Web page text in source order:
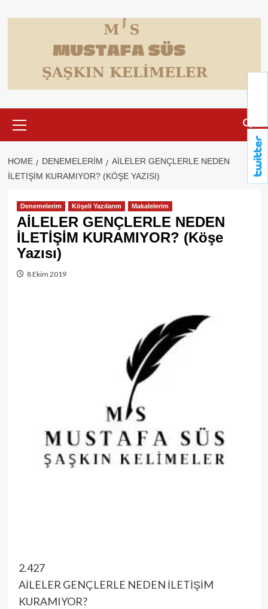
to
Menu
HOME DENEMELERIM
AİLELER GENÇLERLE NEDEN
İLETİŞİM KURAMIYOR? (KÖŞE YAZISI)
Denemelerim Köşeli Yazılarım Makalelerim
AİLELER GENÇLERLE NEDEN
İLETİŞİM KURAMIYOR? (Köşe
Yazısı)
8 Ekim 2019
2.427
AİLELER GENÇLERLE NEDEN İLETİŞİM
KURAMIYOR?